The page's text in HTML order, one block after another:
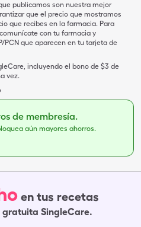
publicamos son nuestra mejor
que el precio que mostramos
que recibes en la farmacia. Para
con tu farmacia y
PCN que aparecen en tu tarjeta de
incluyendo el bono de $3 de
vez.
de membresía.
aún mayores ahorros.
en tus recetas
SingleCare.